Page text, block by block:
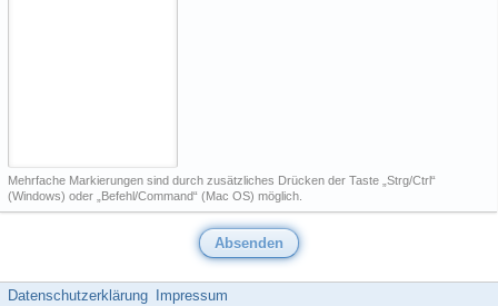
Mehrfache Markierungen sind durch zusätzliches Drücken der Taste „Strg/Ctrl“
(Windows) oder „Befehl/Command“ (Mac OS) möglich.
Datenschutzerklärung Impressum